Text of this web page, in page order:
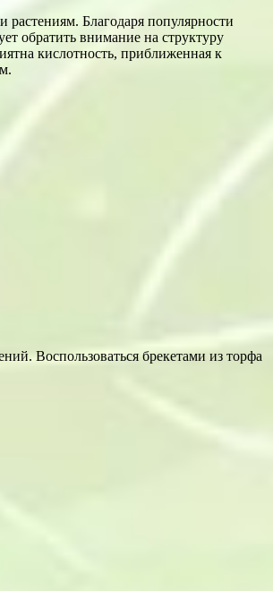
Благодаря популярности
обратить внимание на структуру
кислотность, приближенная к
Воспользоваться брекетами из торфа